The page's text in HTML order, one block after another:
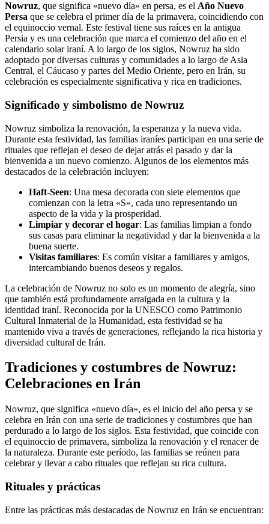
Nowruz, que significa «nuevo día» en persa, es el Año Nuevo
Persa que se celebra el primer día de la primavera, coincidiendo con
el equinoccio vernal. Este festival tiene sus raíces en la antigua
Persia y es una celebración que marca el comienzo del año en el
calendario solar iraní. A lo largo de los siglos, Nowruz ha sido
adoptado por diversas culturas y comunidades a lo largo de Asia
Central, el Cáucaso y partes del Medio Oriente, pero en Irán, su
celebración es especialmente significativa y rica en tradiciones.
Significado y simbolismo de Nowruz
Nowruz simboliza la renovación, la esperanza y la nueva vida.
Durante esta festividad, las familias iraníes participan en una serie de
rituales que reflejan el deseo de dejar atrás el pasado y dar la
bienvenida a un nuevo comienzo. Algunos de los elementos más
destacados de la celebración incluyen:
Haft-Seen: Una mesa decorada con siete elementos que
comienzan con la letra «S», cada uno representando un
aspecto de la vida y la prosperidad.
Limpiar y decorar el hogar: Las familias limpian a fondo
sus casas para eliminar la negatividad y dar la bienvenida a la
buena suerte.
Visitas familiares: Es común visitar a familiares y amigos,
intercambiando buenos deseos y regalos.
La celebración de Nowruz no solo es un momento de alegría, sino
que también está profundamente arraigada en la cultura y la
identidad iraní. Reconocida por la UNESCO como Patrimonio
Cultural Inmaterial de la Humanidad, esta festividad se ha
mantenido viva a través de generaciones, reflejando la rica historia y
diversidad cultural de Irán.
Tradiciones y costumbres de Nowruz:
Celebraciones en Irán
Nowruz, que significa «nuevo día», es el inicio del año persa y se
celebra en Irán con una serie de tradiciones y costumbres que han
perdurado a lo largo de los siglos. Esta festividad, que coincide con
el equinoccio de primavera, simboliza la renovación y el renacer de
la naturaleza. Durante este período, las familias se reúnen para
celebrar y llevar a cabo rituales que reflejan su rica cultura.
Rituales y prácticas
Entre las prácticas más destacadas de Nowruz en Irán se encuentran: